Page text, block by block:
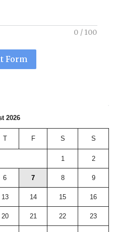
0 / 100
Form
2026
T F S S
1 2
6 7 8 9
13 14 15 16
20 21 22 23